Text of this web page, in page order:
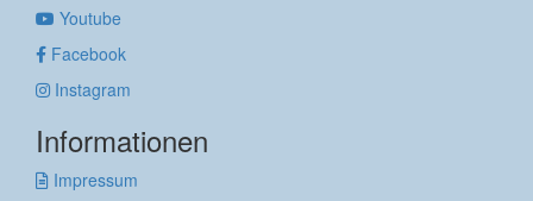
Youtube
Facebook
Instagram
Informationen
Impressum